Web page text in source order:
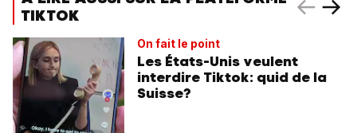
TIKTOK
On fait le point
Les États-Unis veulent
interdire Tiktok: quid de la
Suisse?